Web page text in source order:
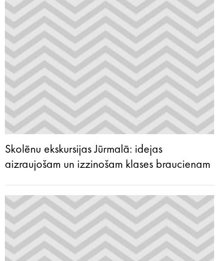
Skolēnu ekskursijas Jūrmalā: idejas
aizraujošam un izzinošam klases braucienam